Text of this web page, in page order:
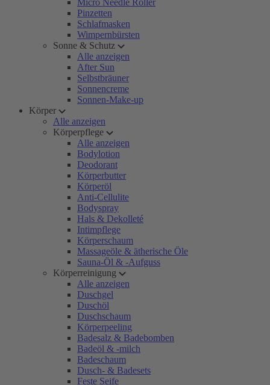
Micro Needle Roller
Pinzetten
Schlafmasken
Wimpernbürsten
Sonne & Schutz
Alle anzeigen
After Sun
Selbstbräuner
Sonnencreme
Sonnen-Make-up
Körper
Alle anzeigen
Körperpflege
Alle anzeigen
Bodylotion
Deodorant
Körperbutter
Körperöl
Anti-Cellulite
Bodyspray
Hals & Dekolleté
Intimpflege
Körperschaum
Massageöle & ätherische Öle
Sauna-Öl & -Aufguss
Körperreinigung
Alle anzeigen
Duschgel
Duschöl
Duschschaum
Körperpeeling
Badesalz & Badebomben
Badeöl & -milch
Badeschaum
Dusch- & Badesets
Feste Seife